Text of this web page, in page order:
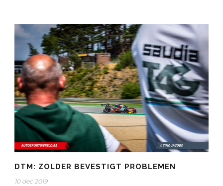
DTM: ZOLDER BEVESTIGT PROBLEMEN
10 dec 2019